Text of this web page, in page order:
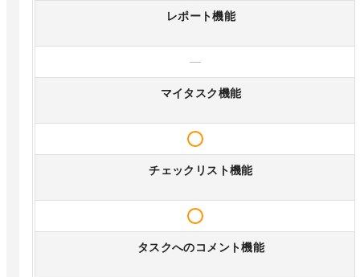
レポート機能
—
マイタスク機能
チェックリスト機能
タスクへのコメント機能